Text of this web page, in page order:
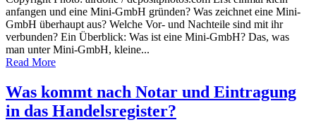
anfangen und eine Mini-GmbH gründen? Was zeichnet eine Mini-
GmbH überhaupt aus? Welche Vor- und Nachteile sind mit ihr
verbunden? Ein Überblick: Was ist eine Mini-GmbH? Das, was
man unter Mini-GmbH, kleine...
Read More
Was kommt nach Notar und Eintragung
in das Handelsregister?